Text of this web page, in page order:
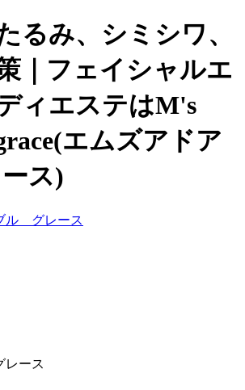
るみ、シミシワ、
｜フェイシャルエ
ィエステはM's
エムズアドア
ス)
レース